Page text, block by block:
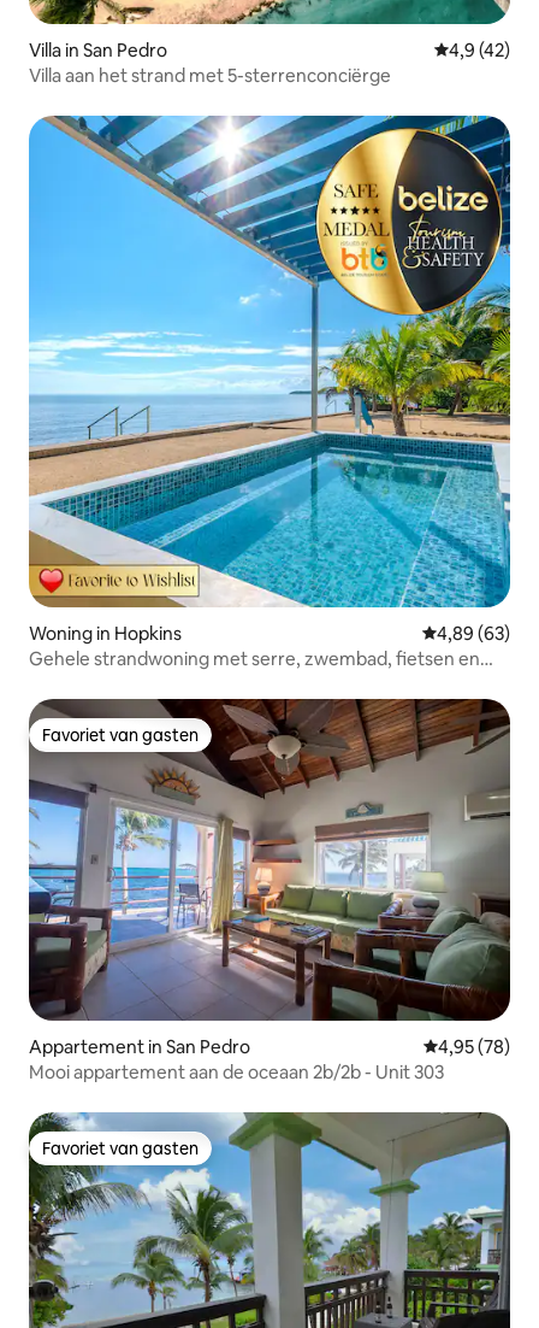
Villa in San Pedro
4,9 (42)
Villa aan het strand met 5-sterrenconciërge
Woning in Hopkins Gemiddelde
4,89 (63)
Gehele strandwoning met serre, zwembad, fietsen en
Favoriet van gasten
Favoriet van gasten
Appartement in San Pedro Gemiddelde
4,95 (78)
Mooi appartement aan de oceaan 2b/2b - Unit 303
Favoriet van gasten
Favoriet van gasten